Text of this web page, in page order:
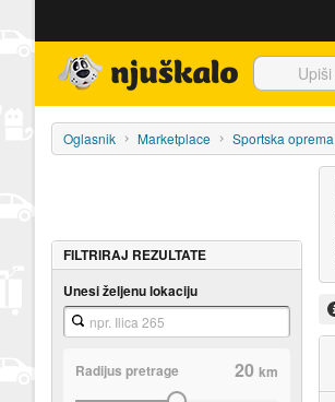
Oglasnik Marketplace Sportska oprema
FILTRIRAJ REZULTATE
Unesi željenu lokaciju
Radijus pretrage 20km